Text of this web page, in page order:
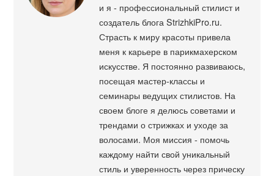
и я - профессиональный стилист и
создатель блога StrizhkiPro.ru.
Страсть к миру красоты привела
меня к карьере в парикмахерском
искусстве. Я постоянно развиваюсь,
посещая мастер-классы и
семинары ведущих стилистов. На
своем блоге я делюсь советами и
трендами о стрижках и уходе за
волосами. Моя миссия - помочь
каждому найти свой уникальный
стиль и уверенность через прическу